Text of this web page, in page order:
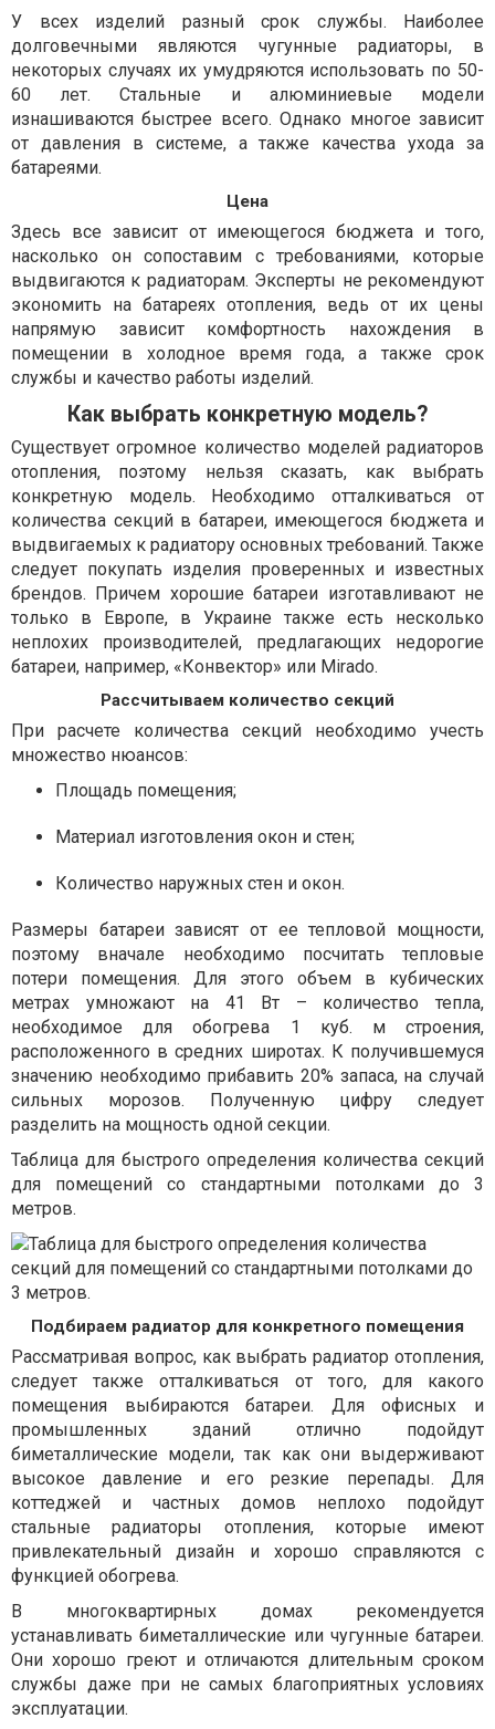
У всех изделий разный срок службы. Наиболее
долговечными являются чугунные радиаторы, в
некоторых случаях их умудряются использовать по 50-
60 лет. Стальные и алюминиевые модели
изнашиваются быстрее всего. Однако многое зависит
от давления в системе, а также качества ухода за
батареями.
Цена
Здесь все зависит от имеющегося бюджета и того,
насколько он сопоставим с требованиями, которые
выдвигаются к радиаторам. Эксперты не рекомендуют
экономить на батареях отопления, ведь от их цены
напрямую зависит комфортность нахождения в
помещении в холодное время года, а также срок
службы и качество работы изделий.
Как выбрать конкретную модель?
Существует огромное количество моделей радиаторов
отопления, поэтому нельзя сказать, как выбрать
конкретную модель. Необходимо отталкиваться от
количества секций в батареи, имеющегося бюджета и
выдвигаемых к радиатору основных требований. Также
следует покупать изделия проверенных и известных
брендов. Причем хорошие батареи изготавливают не
только в Европе, в Украине также есть несколько
неплохих производителей, предлагающих недорогие
батареи, например, «Конвектор» или Mirado.
Рассчитываем количество секций
При расчете количества секций необходимо учесть
множество нюансов:
Площадь помещения;
Материал изготовления окон и стен;
Количество наружных стен и окон.
Размеры батареи зависят от ее тепловой мощности,
поэтому вначале необходимо посчитать тепловые
потери помещения. Для этого объем в кубических
метрах умножают на 41 Вт – количество тепла,
необходимое для обогрева 1 куб. м строения,
расположенного в средних широтах. К получившемуся
значению необходимо прибавить 20% запаса, на случай
сильных морозов. Полученную цифру следует
разделить на мощность одной секции.
Таблица для быстрого определения количества секций
для помещений со стандартными потолками до 3
метров.
Подбираем радиатор для конкретного помещения
Рассматривая вопрос, как выбрать радиатор отопления,
следует также отталкиваться от того, для какого
помещения выбираются батареи. Для офисных и
промышленных зданий отлично подойдут
биметаллические модели, так как они выдерживают
высокое давление и его резкие перепады. Для
коттеджей и частных домов неплохо подойдут
стальные радиаторы отопления, которые имеют
привлекательный дизайн и хорошо справляются с
функцией обогрева.
В многоквартирных домах рекомендуется
устанавливать биметаллические или чугунные батареи.
Они хорошо греют и отличаются длительным сроком
службы даже при не самых благоприятных условиях
эксплуатации.